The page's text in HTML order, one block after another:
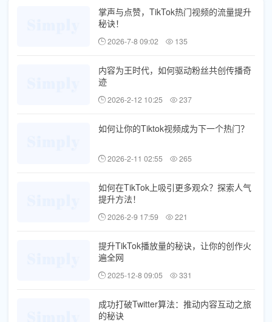
掌声与点赞，TikTok热门视频的流量提升
秘诀！
2026-7-8 09:02 135
内容为王时代，如何驱动粉丝共创传播奇
迹
2026-2-12 10:25 237
如何让你的Tiktok视频成为下一个热门？
2026-2-11 02:55 265
如何在TikTok上吸引更多观众？探索人气
提升方法！
2026-2-9 17:59 221
提升TikTok播放量的秘诀，让你的创作火
遍全网
2025-12-8 09:05 331
成功打破Twitter算法：推动内容互动之旅
的秘诀